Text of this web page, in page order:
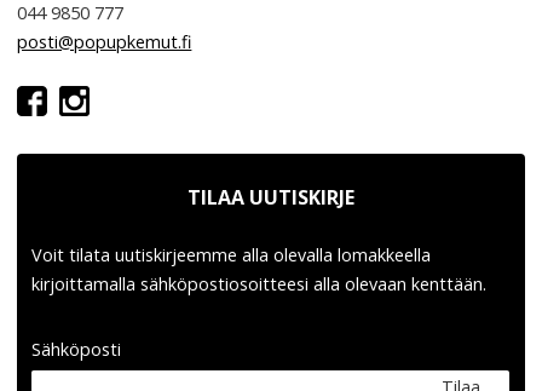
044 9850 777
posti@popupkemut.fi
TILAA UUTISKIRJE
Voit tilata uutiskirjeemme alla olevalla lomakkeella
kirjoittamalla sähköpostiosoitteesi alla olevaan kenttään.
Sähköposti